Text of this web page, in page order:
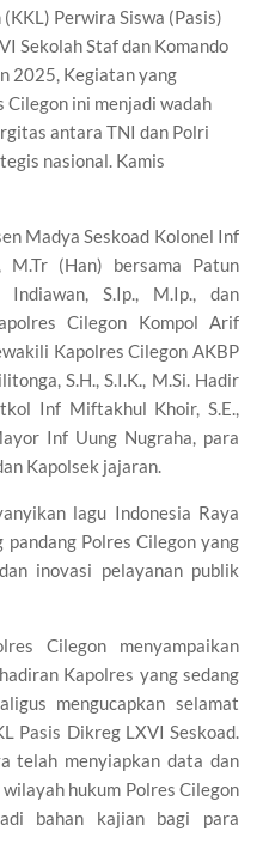
Perwira Siswa (Pasis)
Sekolah Staf dan Komando
2025, Kegiatan yang
Cilegon ini menjadi wadah
antara TNI dan Polri
nasional. Kamis
Madya Seskoad Kolonel Inf
M.Tr (Han) bersama Patun
S.Ip., M.Ip., dan
Cilegon Kompol Arif
Kapolres Cilegon AKBP
S.H., S.I.K., M.Si. Hadir
Inf Miftakhul Khoir, S.E.,
Inf Uung Nugraha, para
Kapolsek jajaran.
lagu Indonesia Raya
pandang Polres Cilegon yang
inovasi pelayanan publik
Cilegon menyampaikan
Kapolres yang sedang
mengucapkan selamat
Pasis Dikreg LXVI Seskoad.
telah menyiapkan data dan
hukum Polres Cilegon
bahan kajian bagi para